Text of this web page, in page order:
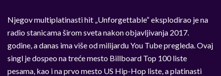
Njegov multiplatinasti hit „Unforgettable“ eksplodirao je na
radio stanicama širom sveta nakon objavljivanja 2017.
godine, a danas ima više od milijardu You Tube pregleda. Ovaj
singl je dospeo na treće mesto Billboard Top 100 liste
pesama, kao i na prvo mesto US Hip-Hop liste, a platinasti